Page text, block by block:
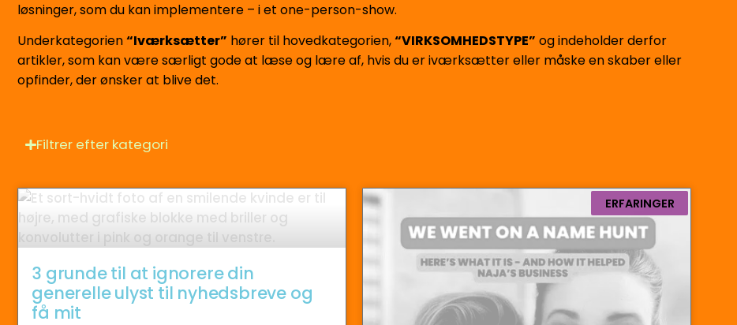
løsninger, som du kan implementere – i et one-person-show.
Underkategorien“Iværksætter” hører til hovedkategorien,“VIRKSOMHEDSTYPE” og indeholder derfor
artikler, som kan være særligt gode at læse og lære af, hvis du er iværksætter eller måske en skaber eller
opfinder, der ønsker at blive det.
Filtrer efter kategori
3 grunde til at ignorere din
generelle ulyst til nyhedsbreve og
få mit
ERFARINGER